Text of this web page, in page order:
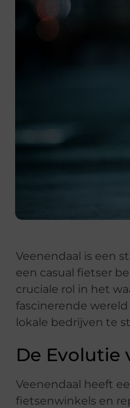
Veenendaal is een
een casual fietser
cruciale rol in het
fascinerende
lokale bedrijven te
De Evolutie
Veenendaal heeft
fietsenwinkels en